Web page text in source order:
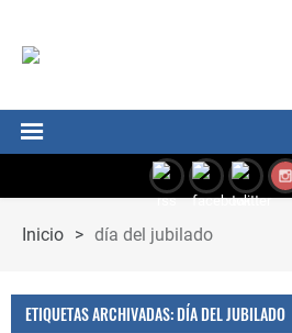
Inicio > día del jubilado
ETIQUETAS ARCHIVADAS: DÍA DEL JUBILADO